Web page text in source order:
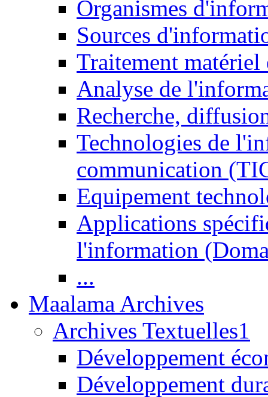
Organismes
Sources
Traitement matériel
Analyse de
Recherche,
Technologies de
communication
Equipement
Applications
l'information
...
Maalama Archives
Archives Textuelles1
Développement
Développement